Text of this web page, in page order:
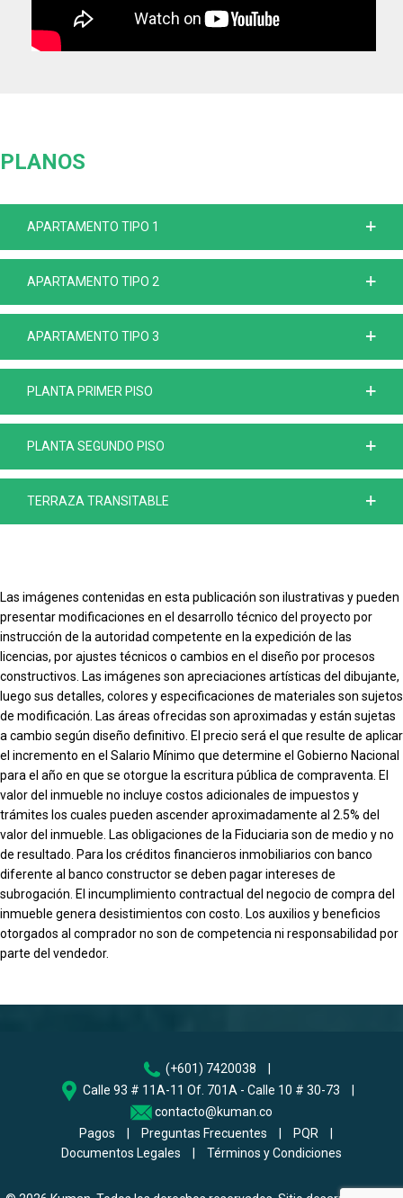
PLANOS
APARTAMENTO TIPO 1
APARTAMENTO TIPO 2
APARTAMENTO TIPO 3
PLANTA PRIMER PISO
PLANTA SEGUNDO PISO
TERRAZA TRANSITABLE
Las imágenes contenidas en esta publicación son ilustrativas y pueden
presentar modificaciones en el desarrollo técnico del proyecto por
instrucción de la autoridad competente en la expedición de las
licencias, por ajustes técnicos o cambios en el diseño por procesos
constructivos. Las imágenes son apreciaciones artísticas del dibujante,
luego sus detalles, colores y especificaciones de materiales son sujetos
de modificación. Las áreas ofrecidas son aproximadas y están sujetas
a cambio según diseño definitivo. El precio será el que resulte de aplicar
el incremento en el Salario Mínimo que determine el Gobierno Nacional
para el año en que se otorgue la escritura pública de compraventa. El
valor del inmueble no incluye costos adicionales de impuestos y
trámites los cuales pueden ascender aproximadamente al 2.5% del
valor del inmueble. Las obligaciones de la Fiduciaria son de medio y no
de resultado. Para los créditos financieros inmobiliarios con banco
diferente al banco constructor se deben pagar intereses de
subrogación. El incumplimiento contractual del negocio de compra del
inmueble genera desistimientos con costo. Los auxilios y beneficios
otorgados al comprador no son de competencia ni responsabilidad por
parte del vendedor.
(+601) 7420038
|
Calle 93 # 11A-11 Of. 701A - Calle 10 # 30-73
contacto@kuman.co
Pagos
Preguntas Frecuentes PQR
Documentos Legales
Términos y Condiciones